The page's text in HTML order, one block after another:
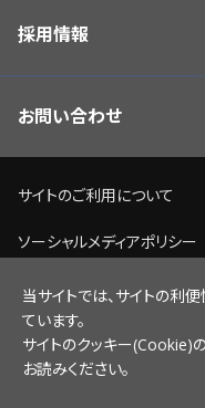
採用情報
お問い合わせ
サイトのご利用について
ソーシャルメディアポリシー
個人情報保護方針
脆弱性情報開示ポリシー
サイトマップ
当サイトでは、サイトの利
ています。
サイトのクッキー(Cookie)
お読みください。